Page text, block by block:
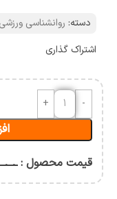
دسته: روانشناسی ورزشی
اشتراک گذاری
قیمت محصول :